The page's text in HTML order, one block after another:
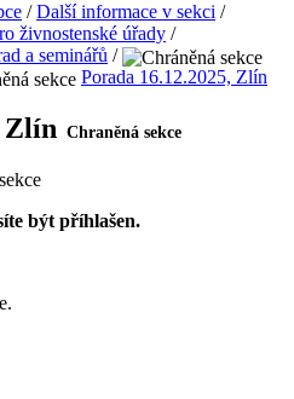
/Další informace v sekci /
živnostenské úřady /
a seminářů /
Porada 16.12.2025, Zlín
Zlín
být příhlašen.